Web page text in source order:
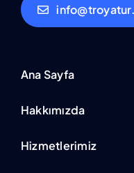
Ana Sayfa
Hakkımızda
Hizmetlerimiz